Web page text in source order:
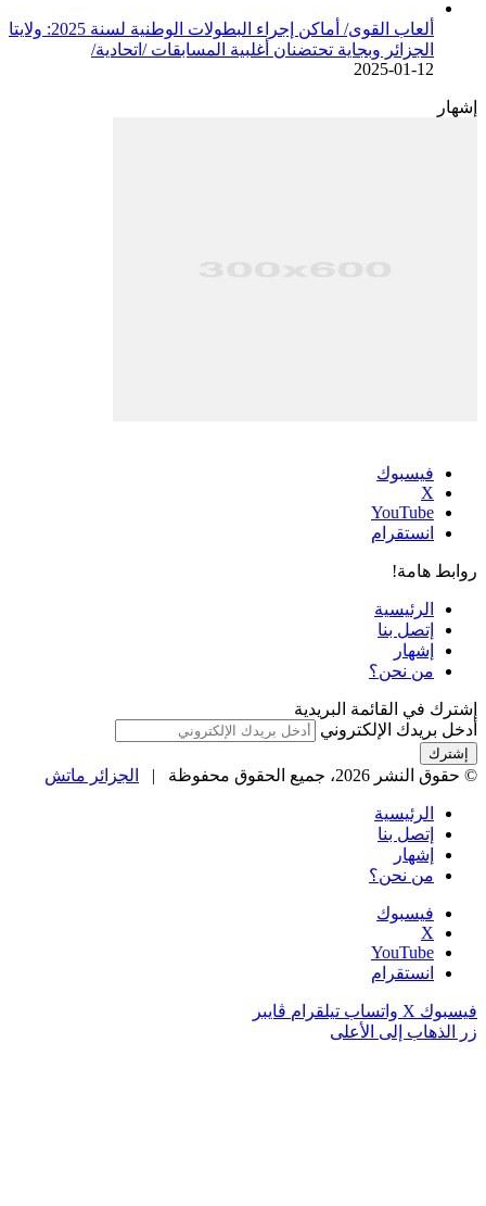
ألعاب القوى/ أماكن إجراء البطولات الوطنية لسنة 2025: ولايتا
الجزائر وبجاية تحتضنان أغلبية المسابقات /اتحادية/
2025-01-12
إشهار
فيسبوك
‫X
‫YouTube
انستقرام
روابط هامة!
الرئيسية
إتصل بنا
إشهار
من نحن؟
إشترك في القائمة البريدية
أدخل بريدك الإلكتروني
© حقوق النشر 2026، جميع الحقوق محفوظة | الجزائر ماتش
الرئيسية
إتصل بنا
إشهار
من نحن؟
فيسبوك
‫X
‫YouTube
انستقرام
فيسبوك ‫X واتساب تيلقرام ڤايبر
زر الذهاب إلى الأعلى